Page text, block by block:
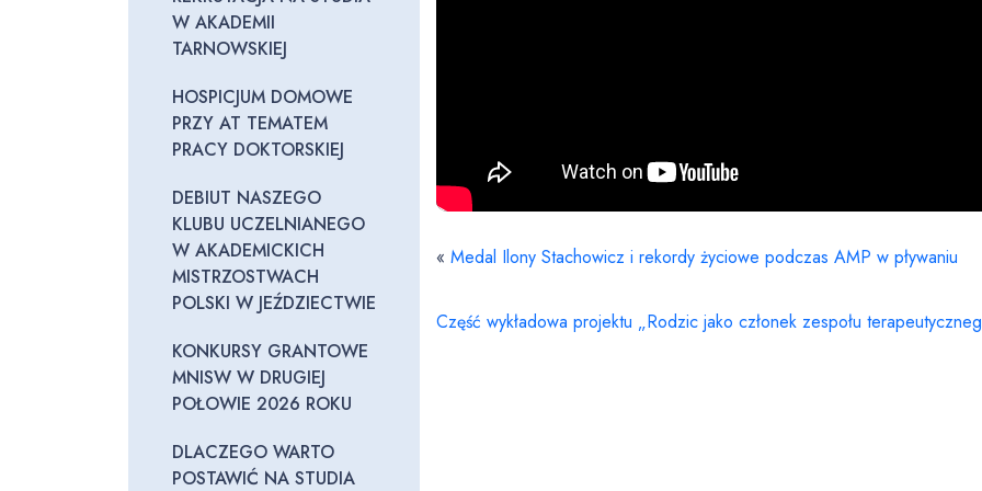
W AKADEMII
TARNOWSKIEJ
HOSPICJUM DOMOWE
PRZY AT TEMATEM
PRACY DOKTORSKIEJ
DEBIUT NASZEGO
KLUBU UCZELNIANEGO
W AKADEMICKICH
MISTRZOSTWACH
POLSKI W JEŹDZIECTWIE
KONKURSY GRANTOWE
MNISW W DRUGIEJ
POŁOWIE 2026 ROKU
DLACZEGO WARTO
POSTAWIĆ NA STUDIA
«Medal Ilony Stachowicz i rekordy życiowe podczas AMP w pływaniu
Część wykładowa projektu „Rodzic jako członek zespołu